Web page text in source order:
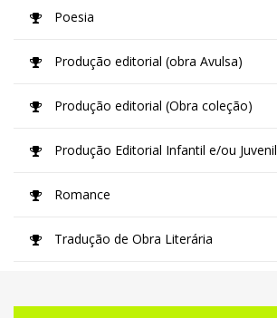
Poesia
Produção editorial (obra Avulsa)
Produção editorial (Obra coleção)
Produção Editorial Infantil e/ou Juvenil
Romance
Tradução de Obra Literária